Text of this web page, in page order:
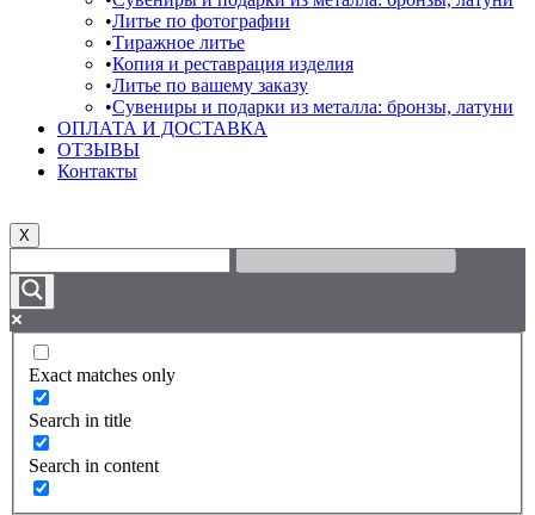
Литье по фотографии
Тиражное литье
Копия и реставрация изделия
Литье по вашему заказу
Сувениры и подарки из металла: бронзы, латуни
ОПЛАТА И ДОСТАВКА
ОТЗЫВЫ
Контакты
X
Exact matches only
Search in title
Search in content